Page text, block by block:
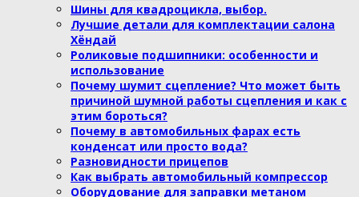
Шины для квадроцикла, выбор.
Лучшие детали для комплектации салона
Хёндай
Роликовые подшипники: особенности и
использование
Почему шумит сцепление? Что может быть
причиной шумной работы сцепления и как с
этим бороться?
Почему в автомобильных фарах есть
конденсат или просто вода?
Разновидности прицепов
Как выбрать автомобильный компрессор
Оборудование для заправки метаном